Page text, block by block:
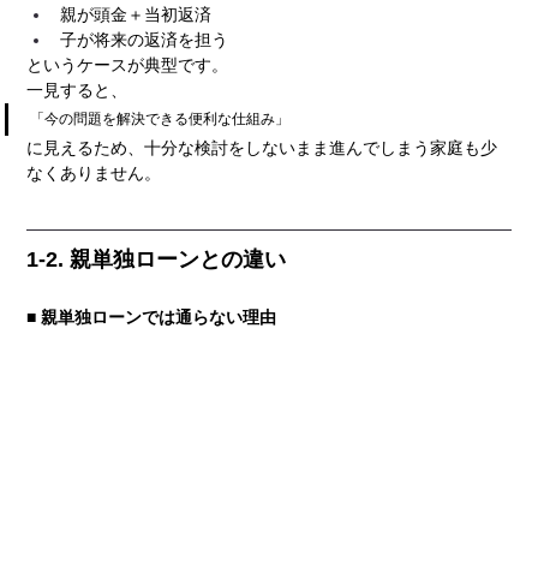
親が頭金＋当初返済
子が将来の返済を担う
というケースが典型です。
一見すると、
「今の問題を解決できる便利な仕組み」
に見えるため、十分な検討をしないまま進んでしまう家庭も少
なくありません。
1-2. 親単独ローンとの違い
■ 親単独ローンでは通らない理由